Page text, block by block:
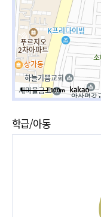
100m
학급/아동